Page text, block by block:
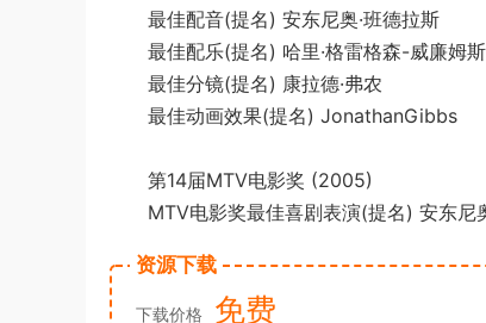
最佳配音(提名) 安东尼奥·班德拉斯
最佳配乐(提名) 哈里·格雷格森-威廉姆斯
最佳分镜(提名) 康拉德·弗农
最佳动画效果(提名) JonathanGibbs
第14届MTV电影奖 (2005)
MTV电影奖最佳喜剧表演(提名) 安东尼
资源下载
下载价格 免费